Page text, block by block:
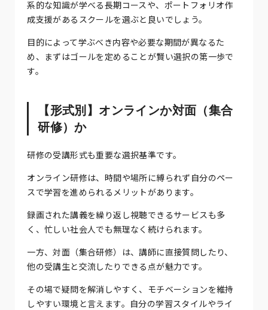
系的な知識が学べる長期コースや、ポートフォリオ作
成支援があるスクールを選ぶと良いでしょう。
目的によって学ぶべき内容や必要な期間が異なるた
め、まずはゴールを定めることが賢い選択の第一歩で
す。
【形式別】オンラインか対面（集合
研修）か
研修の受講形式も重要な選択基準です。
オンライン研修は、時間や場所に縛られず自分のペー
スで学習を進められるメリットがあります。
録画された講義を繰り返し視聴できるサービスも多
く、忙しい社会人でも無理なく続けられます。
一方、対面（集合研修）は、講師に直接質問したり、
他の受講生と交流したりできる点が魅力です。
その場で疑問を解消しやすく、モチベーションを維持
しやすい環境と言えます。自分の学習スタイルやライ